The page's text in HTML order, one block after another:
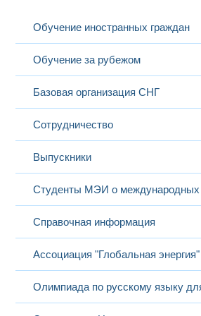
Обучение иностранных граждан
Обучение за рубежом
Базовая организация СНГ
Сотрудничество
Выпускники
Студенты МЭИ о международных
Справочная информация
Ассоциация "Глобальная энергия"
Олимпиада по русскому языку